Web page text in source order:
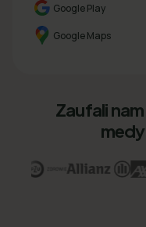
Google Play
Google Maps
Zaufali